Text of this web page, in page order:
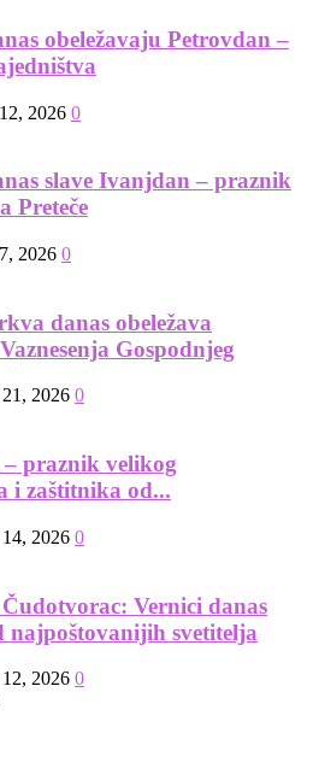
obeležavaju Petrovdan –
2026 0
slave Ivanjdan – praznik
Preteče
2026 0
danas obeležava
Gospodnjeg
2026 0
praznik velikog
i zaštitnika od...
2026 0
Vernici danas
najpoštovanijih svetitelja
2026 0